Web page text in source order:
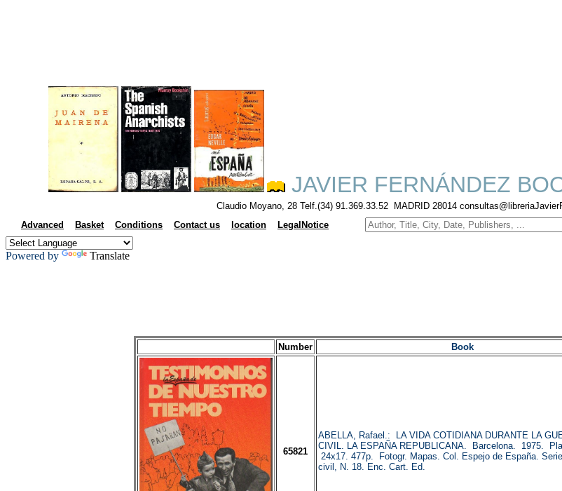
JAVIER FERNÁNDEZ
Claudio Moyano, 28 Telf.(34) 91.369.33.52 MADRID 28014
Advanced Basket Conditions Contact us location LegalNotice
Powered by Translate
Number Book
65821
ABELLA, Rafael.: LA VIDA COTIDIANA DURANTE LA
CIVIL. LA ESPAÑA REPUBLICANA. Barcelona. 1975.
24x17. 477p. Fotogr. Mapas. Col. Espejo de España.
civil, N. 18. Enc. Cart. Ed.